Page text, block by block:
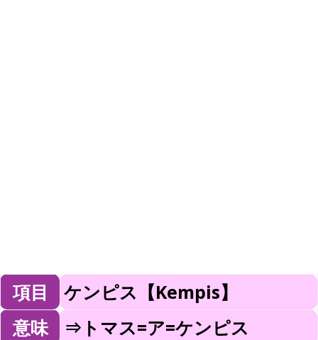
項目
ケンピス【Kempis】
意味
⇒トマス=ア=ケンピス